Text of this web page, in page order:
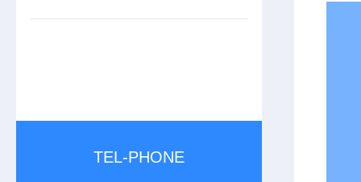
TEL-PHONE